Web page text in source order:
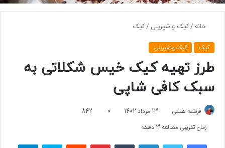
خانه /کیک و شیرینی /کیک
کیک کیک و شیرینی
طرز تهیه کیک خیس شکلاتی به
سبک کافی شاپی
فرشته همتی 13 مرداد 1402 0
842
زمان تقریبی مطالعه 3 دقیقه
فیسبوک لینکداین پینتریست اسکایپ